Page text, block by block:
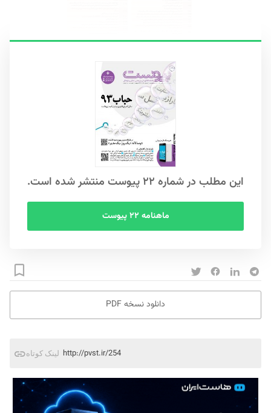
این مطلب در شماره ۲۲ پیوست منتشر شده است.
ماهنامه ۲۲ پیوست
دانلود نسخه PDF
لینک کوتاه http://pvst.ir/254